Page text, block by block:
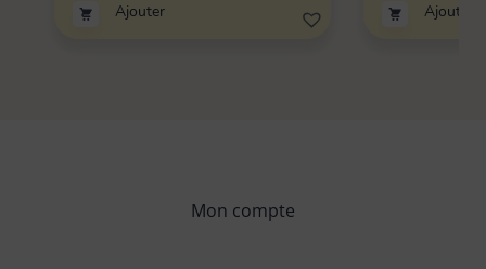
Ajouter Ajouter
Mon compte